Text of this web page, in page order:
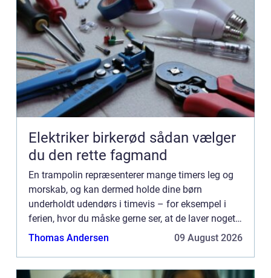
Elektriker birkerød sådan vælger
du den rette fagmand
En trampolin repræsenterer mange timers leg og
morskab, og kan dermed holde dine børn
underholdt udendørs i timevis – for eksempel i
ferien, hvor du måske gerne ser, at de laver noget
andet end at sidde foran tv’et eller i sofaen med
Thomas Andersen 09 August 2026